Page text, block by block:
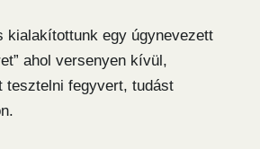
kialakítottunk egy úgynevezett
ahol versenyen kívül,
tesztelni fegyvert, tudást